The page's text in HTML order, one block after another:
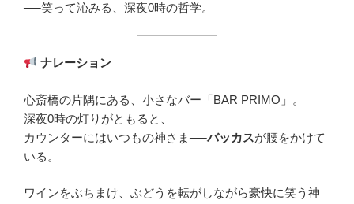
──笑って沁みる、深夜0時の哲学。
ナレーション
心斎橋の片隅にある、小さなバー「BAR PRIMO」。
深夜0時の灯りがともると、
カウンターにはいつもの神さま──バッカスが腰をかけて
いる。
ワインをぶちまけ、ぶどうを転がしながら豪快に笑う神